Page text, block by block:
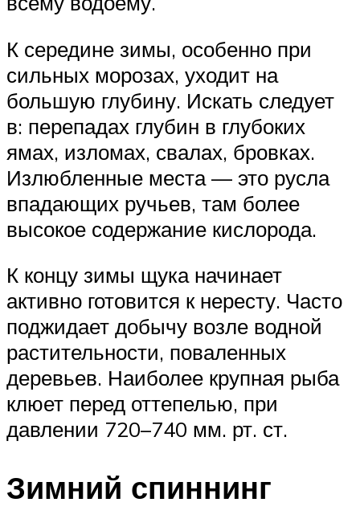
К середине зимы, особенно при
сильных морозах, уходит на
большую глубину. Искать следует
в: перепадах глубин в глубоких
ямах, изломах, свалах, бровках.
Излюбленные места — это русла
впадающих ручьев, там более
высокое содержание кислорода.
К концу зимы щука начинает
активно готовится к нересту. Часто
поджидает добычу возле водной
растительности, поваленных
деревьев. Наиболее крупная рыба
клюет перед оттепелью, при
давлении 720–740 мм. рт. ст.
Зимний спиннинг